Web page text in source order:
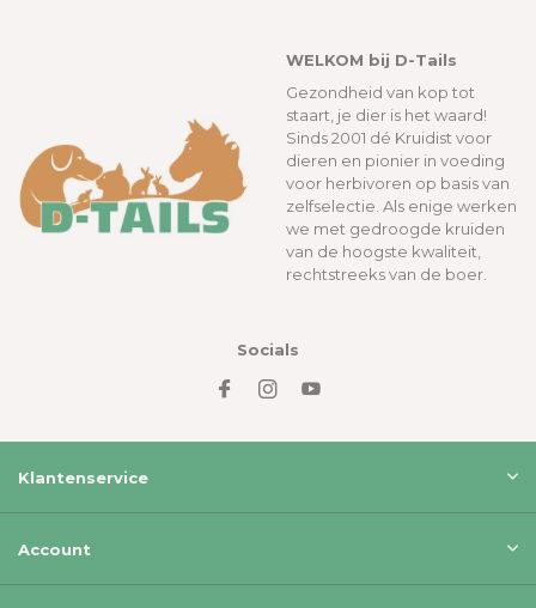
WELKOM bij D-Tails
Gezondheid van kop tot
staart, je dier is het waard!
Sinds 2001 dé Kruidist voor
dieren en pionier in voeding
voor herbivoren op basis van
zelfselectie. Als enige werken
we met gedroogde kruiden
van de hoogste kwaliteit,
rechtstreeks van de boer.
Socials
Klantenservice
Account